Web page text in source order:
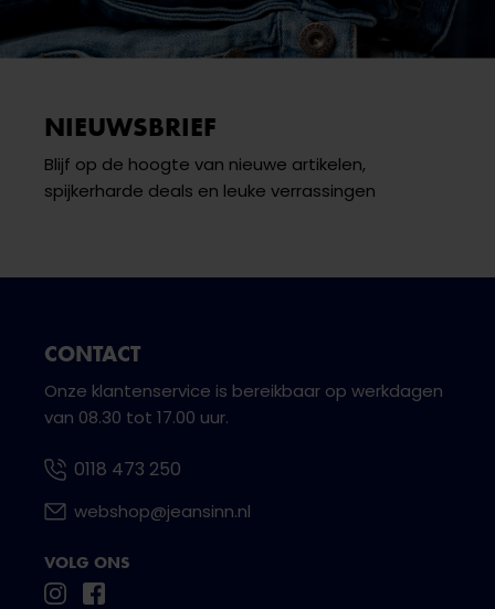
NIEUWSBRIEF
Blijf op de hoogte van nieuwe artikelen,
spijkerharde deals en leuke verrassingen
CONTACT
Onze klantenservice is bereikbaar op werkdagen
van 08.30 tot 17.00 uur.
0118 473 250
webshop@jeansinn.nl
VOLG ONS